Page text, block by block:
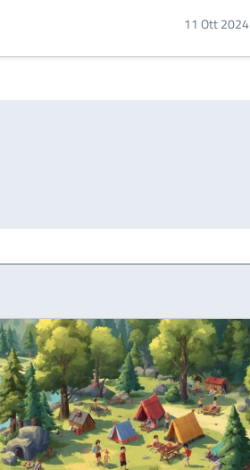
CORRELATA:
11 Ott 2024